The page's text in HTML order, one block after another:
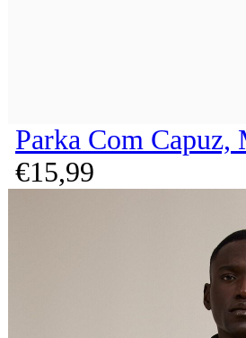
Parka Com Capuz,
€15,99